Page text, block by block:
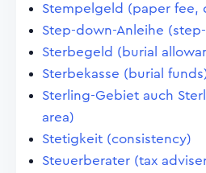
Stempelgeld (paper fee,
Step-down-Anleihe
Sterbegeld (burial
Sterbekasse (burial
Sterling-Gebiet auch
area)
Stetigkeit (consistency)
Steuerberater (tax